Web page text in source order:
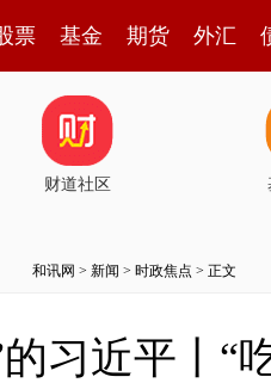
票 基金 期货 外汇
财道社区
和讯网 > 新闻 > 时政焦点 > 正文
的习近平丨“